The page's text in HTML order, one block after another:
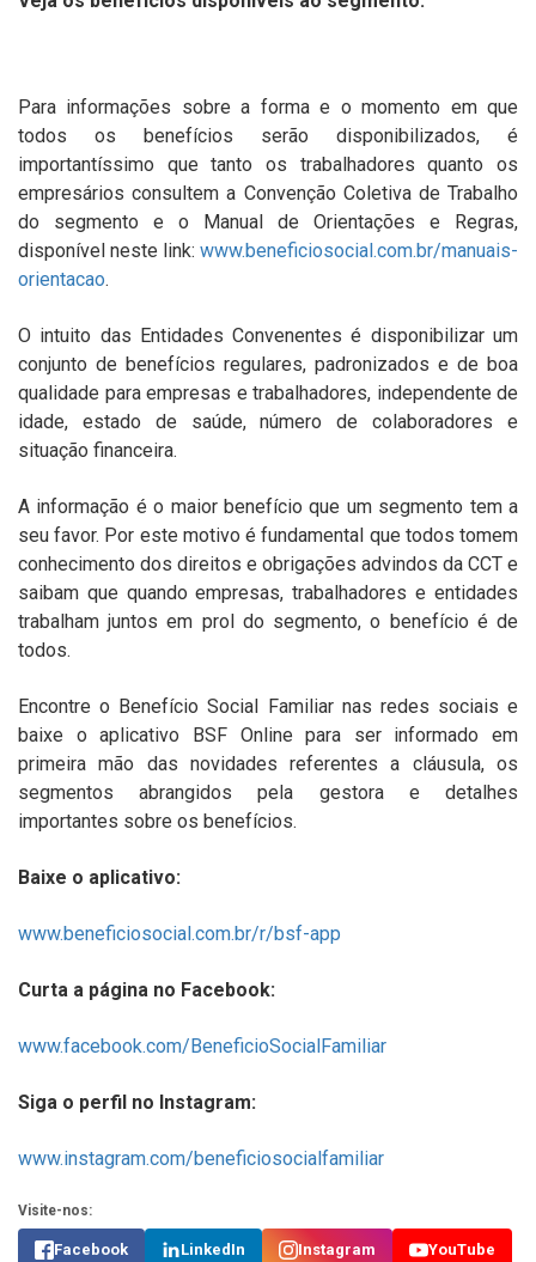
Para informações sobre a forma e o momento em que
todos os benefícios serão disponibilizados, é
importantíssimo que tanto os trabalhadores quanto os
empresários consultem a Convenção Coletiva de Trabalho
do segmento e o Manual de Orientações e Regras,
disponível neste link: www.beneficiosocial.com.br/manuais-
orientacao.
O intuito das Entidades Convenentes é disponibilizar um
conjunto de benefícios regulares, padronizados e de boa
qualidade para empresas e trabalhadores, independente de
idade, estado de saúde, número de colaboradores e
situação financeira.
A informação é o maior benefício que um segmento tem a
seu favor. Por este motivo é fundamental que todos tomem
conhecimento dos direitos e obrigações advindos da CCT e
saibam que quando empresas, trabalhadores e entidades
trabalham juntos em prol do segmento, o benefício é de
todos.
Encontre o Benefício Social Familiar nas redes sociais e
baixe o aplicativo BSF Online para ser informado em
primeira mão das novidades referentes a cláusula, os
segmentos abrangidos pela gestora e detalhes
importantes sobre os benefícios.
Baixe o aplicativo:
www.beneficiosocial.com.br/r/bsf-app
Curta a página no Facebook:
www.facebook.com/BeneficioSocialFamiliar
Siga o perfil no Instagram:
www.instagram.com/beneficiosocialfamiliar
Visite-nos:
Facebook LinkedIn Instagram YouTube